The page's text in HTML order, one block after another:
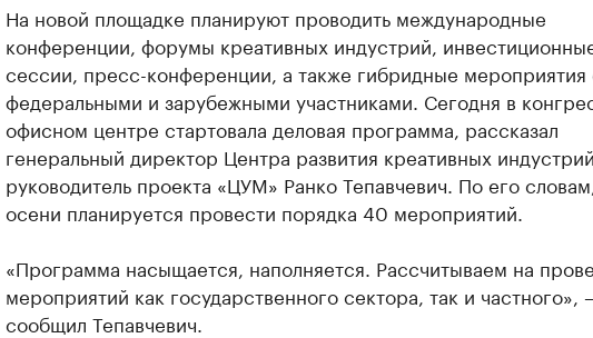
На новой площадке планируют проводить международные
конференции, форумы креативных индустрий,
сессии, пресс-конференции, а также гибридные мероприятия
федеральными и зарубежными участниками. Сегодня в
офисном центре стартовала деловая программа, рассказал
генеральный директор Центра развития креативных
руководитель проекта «ЦУМ» Ранко Тепавчевич. По его
осени планируется провести порядка 40 мероприятий.
«Программа насыщается, наполняется. Рассчитываем на
мероприятий как государственного сектора, так и частного»,
сообщил Тепавчевич.